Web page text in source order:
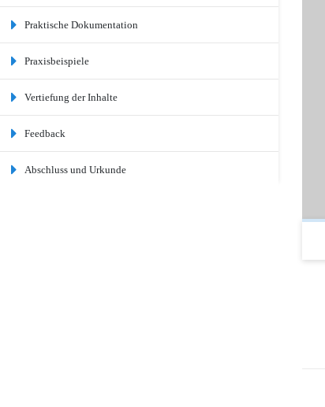
Praktische Dokumentation
Praxisbeispiele
Vertiefung der Inhalte
Feedback
Abschluss und Urkunde